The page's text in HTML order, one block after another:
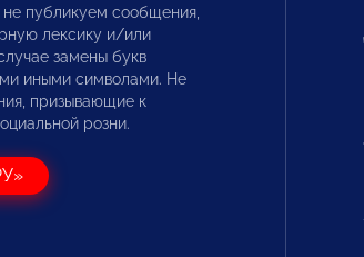
не публикуем сообщения,
лексику и/или
замены букв
иными символами. Не
призывающие к
розни.